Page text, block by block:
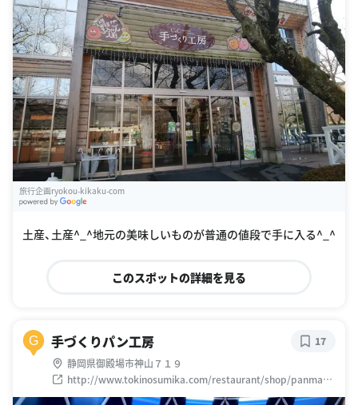
旅行企画ryokou-kikaku-com
土産、土産^_^地元の美味しいものが普通の値段で手に入る^_^
このスポットの詳細を見る
G 手づくりパン工房
静岡県御殿場市神山７１９
http://www.tokinosumika.com/restaurant/shop/panmake
.php
17